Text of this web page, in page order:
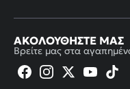
ΑΚΟΛΟΥΘΉΣΤΕ ΜΑΣ
Βρείτε μας στα